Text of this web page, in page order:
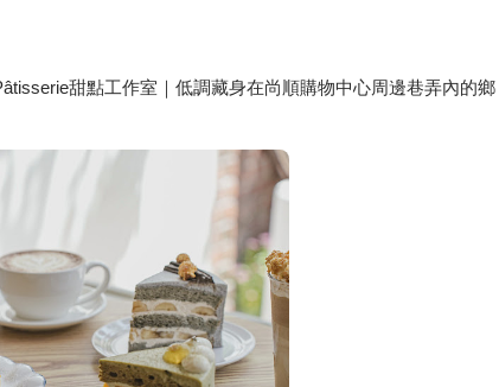
甜點工作室｜低調藏身在尚順購物中心周邊巷弄內的鄉